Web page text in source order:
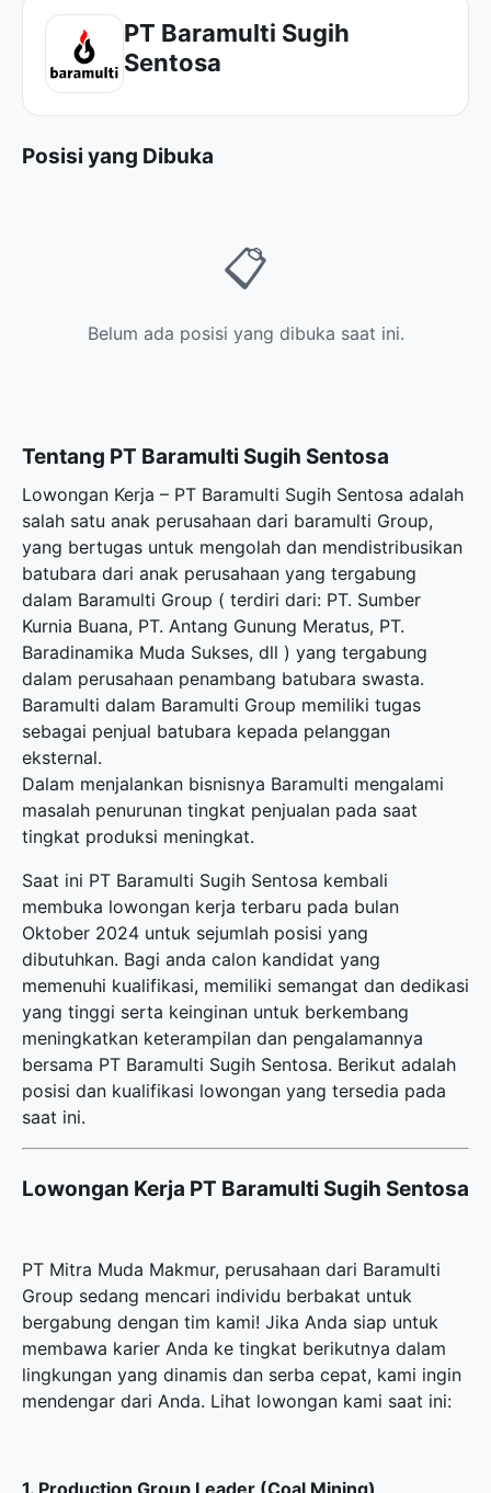
PT Baramulti Sugih
Sentosa
Posisi yang Dibuka
📋
Belum ada posisi yang dibuka saat ini.
Tentang PT Baramulti Sugih Sentosa
Lowongan Kerja – PT Baramulti Sugih Sentosa adalah
salah satu anak perusahaan dari baramulti Group,
yang bertugas untuk mengolah dan mendistribusikan
batubara dari anak perusahaan yang tergabung
dalam Baramulti Group ( terdiri dari: PT. Sumber
Kurnia Buana, PT. Antang Gunung Meratus, PT.
Baradinamika Muda Sukses, dll ) yang tergabung
dalam perusahaan penambang batubara swasta.
Baramulti dalam Baramulti Group memiliki tugas
sebagai penjual batubara kepada pelanggan
eksternal.
Dalam menjalankan bisnisnya Baramulti mengalami
masalah penurunan tingkat penjualan pada saat
tingkat produksi meningkat.
Saat ini PT Baramulti Sugih Sentosa kembali
membuka lowongan kerja terbaru pada bulan
Oktober 2024 untuk sejumlah posisi yang
dibutuhkan. Bagi anda calon kandidat yang
memenuhi kualifikasi, memiliki semangat dan dedikasi
yang tinggi serta keinginan untuk berkembang
meningkatkan keterampilan dan pengalamannya
bersama PT Baramulti Sugih Sentosa. Berikut adalah
posisi dan kualifikasi lowongan yang tersedia pada
saat ini.
Lowongan Kerja PT Baramulti Sugih Sentosa
PT Mitra Muda Makmur, perusahaan dari Baramulti
Group sedang mencari individu berbakat untuk
bergabung dengan tim kami! Jika Anda siap untuk
membawa karier Anda ke tingkat berikutnya dalam
lingkungan yang dinamis dan serba cepat, kami ingin
mendengar dari Anda. Lihat lowongan kami saat ini:
1. Production Group Leader (Coal Mining)